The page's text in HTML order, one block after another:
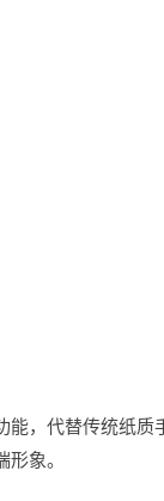
，代替传统纸质
象。